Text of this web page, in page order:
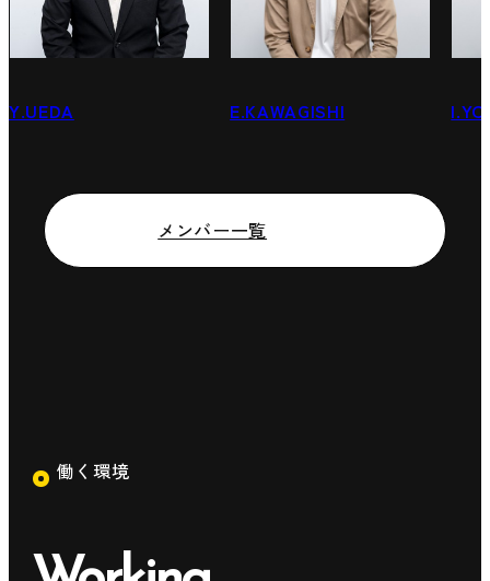
Y.UEDA E.KAWAGISHI
メンバー一覧
働く環境